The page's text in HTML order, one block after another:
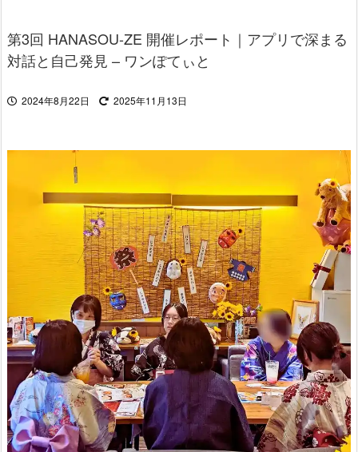
第3回 HANASOU-ZE 開催レポート｜アプリで深まる
対話と自己発見 – ワンぽてぃと
2024年8月22日 2025年11月13日